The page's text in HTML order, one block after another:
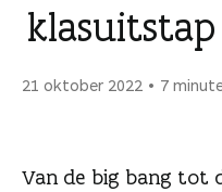
21 oktober 2022 7
Van de big bang tot